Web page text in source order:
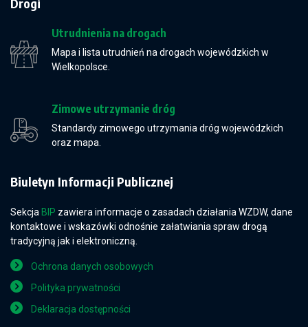
Utrudnienia na drogach
Mapa i lista utrudnień na drogach wojewódzkich w
Wielkopolsce.
Zimowe utrzymanie dróg
Standardy zimowego utrzymania dróg wojewódzkich
oraz mapa.
Biuletyn Informacji Publicznej
Sekcja BIP zawiera informacje o zasadach działania WZDW, dane
kontaktowe i wskazówki odnośnie załatwiania spraw drogą
tradycyjną jak i elektroniczną.
Ochrona danych osobowych
Polityka prywatności
Deklaracja dostępności